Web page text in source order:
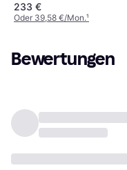
233 €
Oder 39,58 €/Mon.¹
Bewertungen